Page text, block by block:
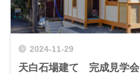
2024-11-29
天白石場建て 完成見学会